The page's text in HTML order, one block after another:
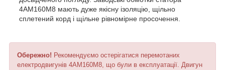
4АМ160М8 мають дуже якісну ізоляцію, щільно
сплетений корд і щільне рівномірне просочення.
Обережно! Рекомендуємо остерігатися перемотаних
електродвигунів 4АМ160М8, що були в експлуатації. Двигун